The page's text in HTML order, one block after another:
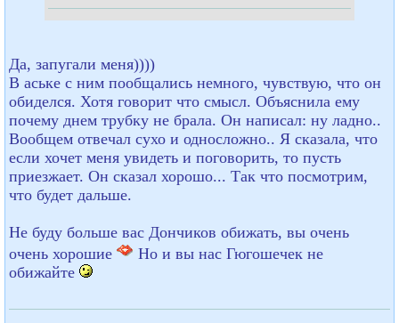
Да, запугали меня))))
В аське с ним пообщались немного, чувствую, что он
обиделся. Хотя говорит что смысл. Объяснила ему
почему днем трубку не брала. Он написал: ну ладно..
Вообщем отвечал сухо и односложно.. Я сказала, что
если хочет меня увидеть и поговорить, то пусть
приезжает. Он сказал хорошо... Так что посмотрим,
что будет дальше.
Не буду больше вас Дончиков обижать, вы очень
очень хорошие
Но и вы нас Гюгошечек не
обижайте